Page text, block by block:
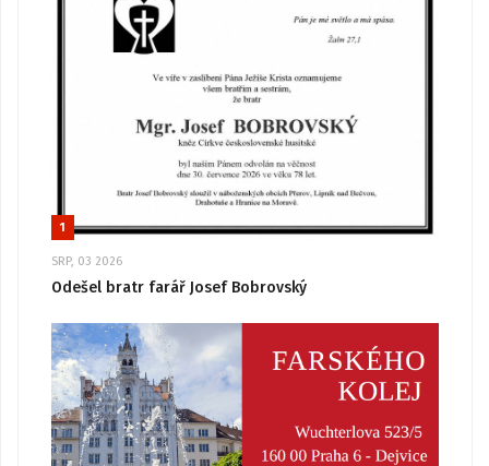
1
SRP, 03 2026
Odešel bratr farář Josef Bobrovský